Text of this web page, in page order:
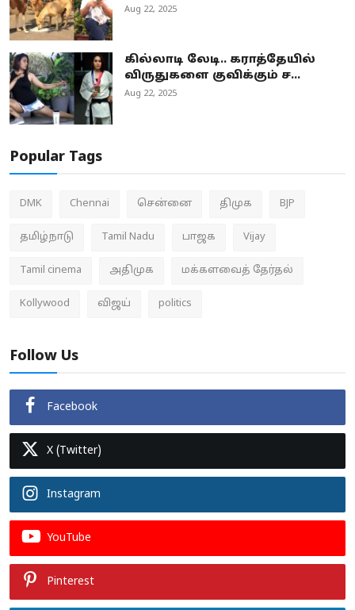
Aug 22, 2025
கில்லாடி லேடி.. கராத்தேயில்
விருதுகளை குவிக்கும் ச...
Aug 22, 2025
Popular Tags
DMK Chennai சென்னை திமுக BJP
தமிழ்நாடு Tamil Nadu பாஜக Vijay
Tamil cinema அதிமுக மக்களவைத் தேர்தல்
Kollywood விஜய் politics
Follow Us
Facebook
X (Twitter)
Instagram
YouTube
Pinterest